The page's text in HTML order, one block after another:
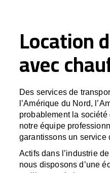
Location
avec
Des services de
l’Amérique du Nord,
probablement la société
notre équipe
garantissons un service
Actifs dans l’industrie
nous disposons d’une